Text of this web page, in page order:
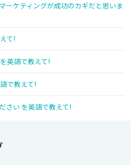
ーケティングが成功のカギだと思いま
て!
英語で教えて!
で教えて!
さい を英語で教えて!